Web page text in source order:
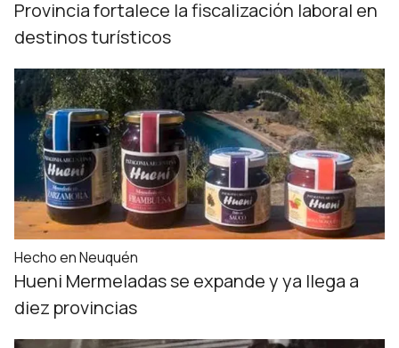
Provincia fortalece la fiscalización laboral en
destinos turísticos
Hecho en Neuquén
Hueni Mermeladas se expande y ya llega a
diez provincias